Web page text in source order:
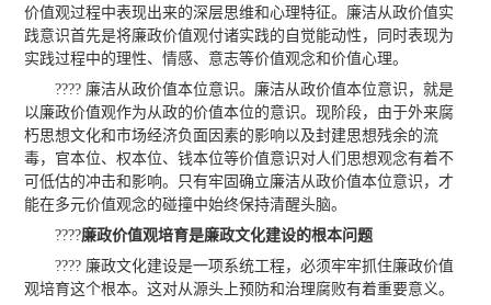
价值观过程中表现出来的深层思维和心理特征。廉洁从政价值实
践意识首先是将廉政价值观付诸实践的自觉能动性，同时表现为
实践过程中的理性、情感、意志等价值观念和价值心理。
???? 廉洁从政价值本位意识。廉洁从政价值本位意识，就是
以廉政价值观作为从政的价值本位的意识。现阶段，由于外来腐
朽思想文化和市场经济负面因素的影响以及封建思想残余的流
毒，官本位、权本位、钱本位等价值意识对人们思想观念有着不
可低估的冲击和影响。只有牢固确立廉洁从政价值本位意识，才
能在多元价值观念的碰撞中始终保持清醒头脑。
????廉政价值观培育是廉政文化建设的根本问题
???? 廉政文化建设是一项系统工程，必须牢牢抓住廉政价值
观培育这个根本。这对从源头上预防和治理腐败有着重要意义。